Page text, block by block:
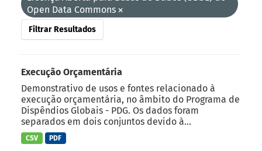
Open Data Commons
Filtrar Resultados
Execução Orçamentária
Demonstrativo de usos e fontes relacionado à
execução orçamentária, no âmbito do Programa de
Dispêndios Globais - PDG. Os dados foram
separados em dois conjuntos devido à...
CSV PDF